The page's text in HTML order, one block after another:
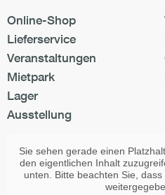
Online-Shop
Lieferservice
Veranstaltungen
Mietpark
Lager
Ausstellung
Sie sehen gerade einen
den eigentlichen Inhalt
unten. Bitte beachten Sie,